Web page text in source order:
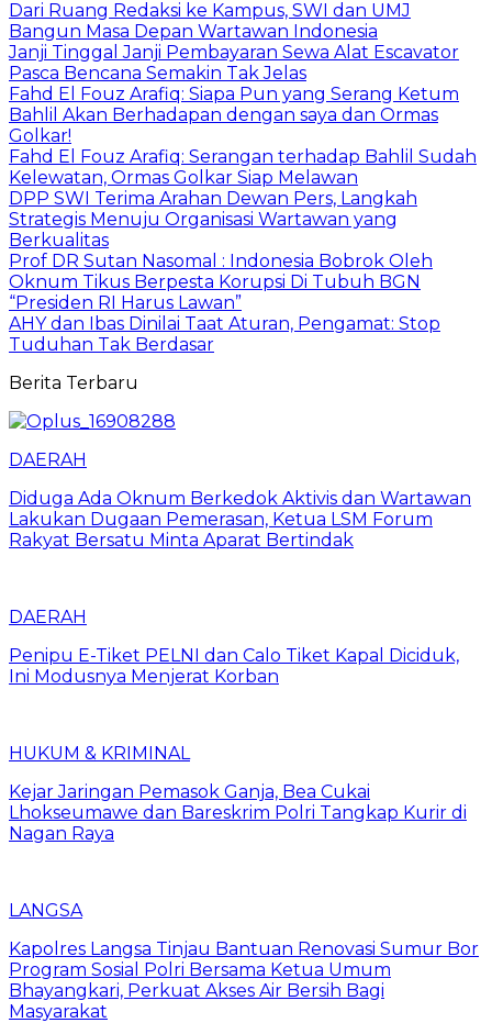
Dari Ruang Redaksi ke Kampus, SWI dan UMJ
Bangun Masa Depan Wartawan Indonesia
Janji Tinggal Janji Pembayaran Sewa Alat Escavator
Pasca Bencana Semakin Tak Jelas
Fahd El Fouz Arafiq: Siapa Pun yang Serang Ketum
Bahlil Akan Berhadapan dengan saya dan Ormas
Golkar!
Fahd El Fouz Arafiq: Serangan terhadap Bahlil Sudah
Kelewatan, Ormas Golkar Siap Melawan
DPP SWI Terima Arahan Dewan Pers, Langkah
Strategis Menuju Organisasi Wartawan yang
Berkualitas
Prof DR Sutan Nasomal : Indonesia Bobrok Oleh
Oknum Tikus Berpesta Korupsi Di Tubuh BGN
“Presiden RI Harus Lawan”
AHY dan Ibas Dinilai Taat Aturan, Pengamat: Stop
Tuduhan Tak Berdasar
Berita Terbaru
DAERAH
Diduga Ada Oknum Berkedok Aktivis dan Wartawan
Lakukan Dugaan Pemerasan, Ketua LSM Forum
Rakyat Bersatu Minta Aparat Bertindak
DAERAH
Penipu E-Tiket PELNI dan Calo Tiket Kapal Diciduk,
Ini Modusnya Menjerat Korban
HUKUM & KRIMINAL
Kejar Jaringan Pemasok Ganja, Bea Cukai
Lhokseumawe dan Bareskrim Polri Tangkap Kurir di
Nagan Raya
LANGSA
Kapolres Langsa Tinjau Bantuan Renovasi Sumur Bor
Program Sosial Polri Bersama Ketua Umum
Bhayangkari, Perkuat Akses Air Bersih Bagi
Masyarakat